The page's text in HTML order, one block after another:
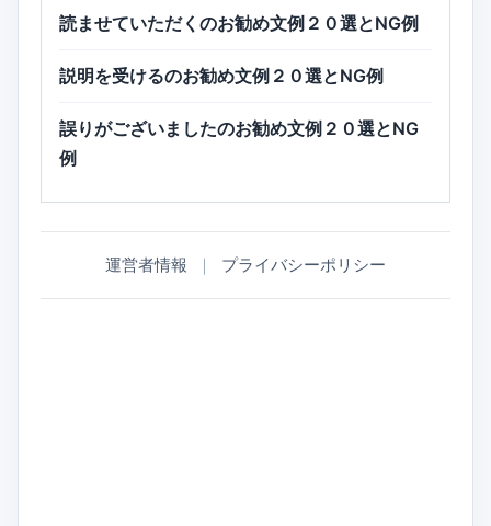
読ませていただくのお勧め文例２０選とNG例
説明を受けるのお勧め文例２０選とNG例
誤りがございましたのお勧め文例２０選とNG
例
運営者情報 ｜ プライバシーポリシー